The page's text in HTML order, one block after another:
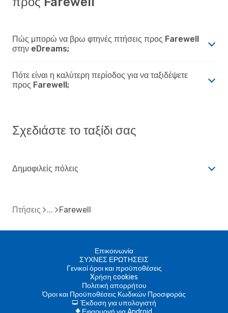
Πώς μπορώ να βρω φτηνές πτήσεις προς Farewell
στην eDreams;
Πότε είναι η καλύτερη περίοδος για να ταξιδέψετε
προς Farewell;
Σχεδιάστε το ταξίδι σας
Δημοφιλείς πόλεις
Πτήσεις Farewell
Επικοινωνία
ΣΥΧΝΕΣ ΕΡΩΤΗΣΕΙΣ
Γενικοί όροι και προϋποθέσεις
Xρήση cookies
Πολιτική απορρήτου
Όροι και Προϋποθέσεις Κωδικών Προσφοράς
d Έκδοση για υπολογιστή